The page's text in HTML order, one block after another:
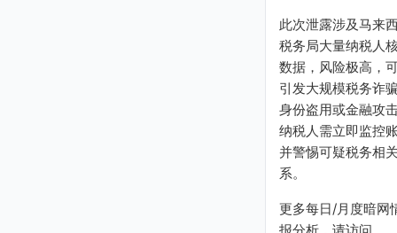
此次泄露涉及马来
税务局大量纳税人
数据，风险极高，
引发大规模税务诈
身份盗用或金融攻
纳税人需立即监控
并警惕可疑税务相
系。
更多每日/月度暗网